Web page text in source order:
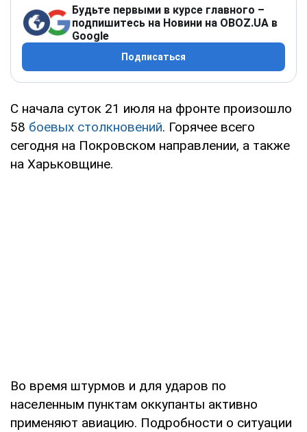
Будьте первыми в курсе главного –
подпишитесь на Новини на OBOZ.UA в
Google
Подписаться
С начала суток 21 июля на фронте произошло
58 боевых столкновений. Горячее всего
сегодня на Покровском направлении, а также
на Харьковщине.
Во время штурмов и для ударов по
населенным пунктам оккупанты активно
применяют авиацию. Подробности о ситуации